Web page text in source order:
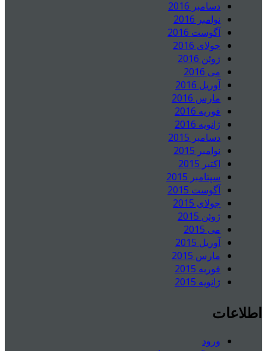
دسامبر 2016
نوامبر 2016
آگوست 2016
جولای 2016
ژوئن 2016
می 2016
آوریل 2016
مارس 2016
فوریه 2016
ژانویه 2016
دسامبر 2015
نوامبر 2015
اکتبر 2015
سپتامبر 2015
آگوست 2015
جولای 2015
ژوئن 2015
می 2015
آوریل 2015
مارس 2015
فوریه 2015
ژانویه 2015
اطلاعات
ورود